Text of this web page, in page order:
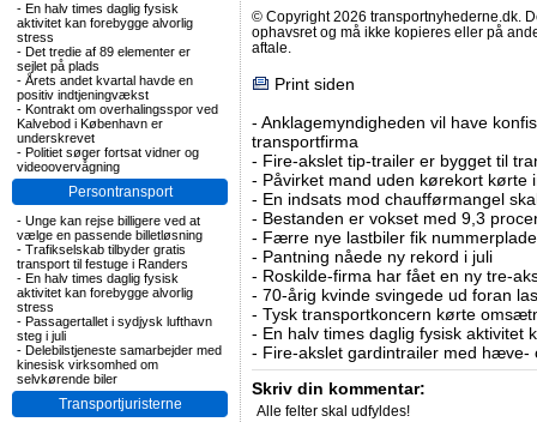
- En halv times daglig fysisk
aktivitet kan forebygge alvorlig
stress
- Det tredie af 89 elementer er
sejlet på plads
- Årets andet kvartal havde en
positiv indtjeningvækst
- Kontrakt om overhalingsspor ved
Kalvebod i København er
underskrevet
- Politiet søger fortsat vidner og
videoovervågning
Persontransport
- Unge kan rejse billigere ved at
vælge en passende billetløsning
- Trafikselskab tilbyder gratis
transport til festuge i Randers
- En halv times daglig fysisk
aktivitet kan forebygge alvorlig
stress
- Passagertallet i sydjysk lufthavn
steg i juli
- Delebilstjeneste samarbejder med
kinesisk virksomhed om
selvkørende biler
Transportjuristerne
© Copyright 2026 transportnyhederne.dk.
ophavsret og må ikke kopieres eller på
aftale.
Print siden
- Anklagemyndigheden vil have
transportfirma
- Fire-akslet tip-trailer er bygget til
- Påvirket mand uden kørekort kørte
- En indsats mod chaufførmangel
- Bestanden er vokset med 9,3
- Færre nye lastbiler fik
- Pantning nåede ny rekord i juli
- Roskilde-firma har fået en ny tre-
- 70-årig kvinde svingede ud foran
- Tysk transportkoncern kørte
- En halv times daglig fysisk aktivitet
- Fire-akslet gardintrailer med hæve-
Skriv din kommentar:
Alle felter skal udfyldes!